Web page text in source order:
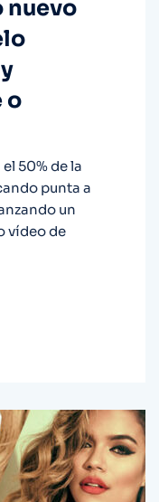
nuevo
o
50% de la
punta a
un
vídeo de